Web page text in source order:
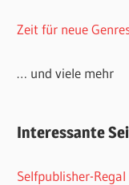
Zeit für neue
… und viele mehr
Interessante
Selfpublisher-Regal